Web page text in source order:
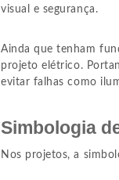
visual e segurança.
Ainda que tenham
projeto elétrico.
evitar falhas como
Simbologia
Nos projetos, a